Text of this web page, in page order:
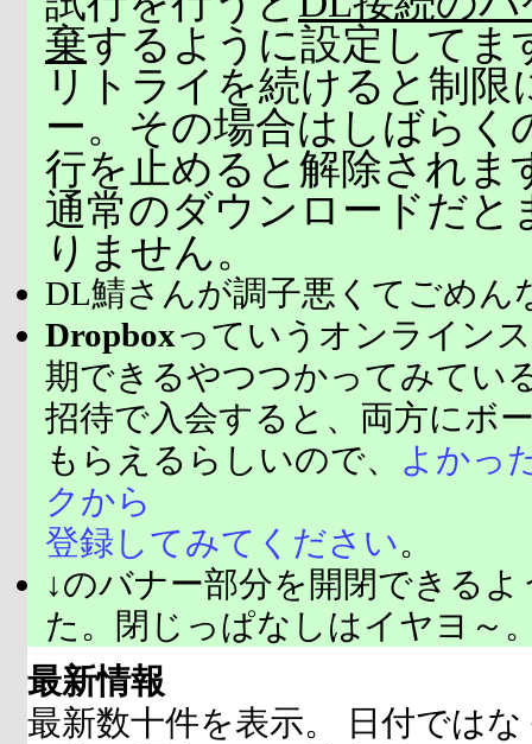
棄するように設定してま
リトライを続けると制限
ー。その場合はしばらく
行を止めると解除されま
通常のダウンロードだと
りません。
DL鯖さんが調子悪くてごめん
Dropboxっていうオンライン
期できるやつつかってみてい
招待で入会すると、両方にボ
もらえるらしいので、
よかっ
クから
登録してみてください。
↓のバナー部分を開閉できる
た。閉じっぱなしはイヤヨ～
最新情報
最新数十件を表示。 日付では